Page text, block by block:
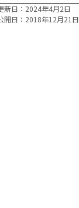
新日
2024年4月2日
開日
2018年12月21日